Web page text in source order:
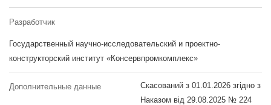
Разработчик
Государственный научно-исследовательский и проектно-
конструкторский институт «Консервпромкомплекс»
Дополнительные данные
Скасований з 01.01.2026 згідно з
Наказом від 29.08.2025 № 224